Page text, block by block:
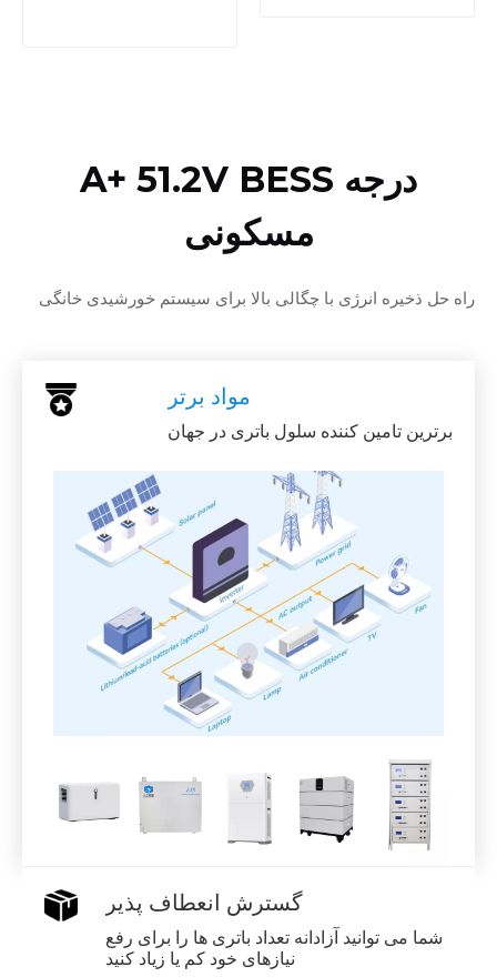
درجه A+ 51.2V BESS
مسکونی
راه حل ذخیره انرژی با چگالی بالا برای سیستم خورشیدی خانگی
مواد برتر
برترین تامین کننده سلول باتری در جهان
گسترش انعطاف پذیر
شما می توانید آزادانه تعداد باتری ها را برای رفع
نیازهای خود کم یا زیاد کنید